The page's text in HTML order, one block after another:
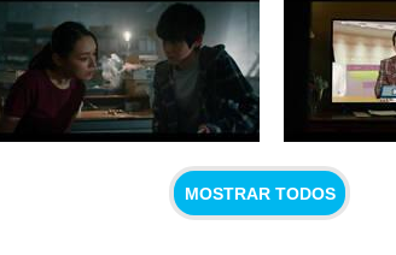
MOSTRAR TODOS